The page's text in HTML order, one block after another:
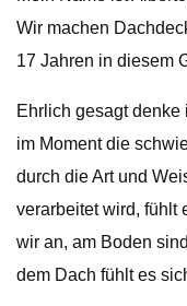
Wir machen
17 Jahren in diesem
Ehrlich gesagt denke
im Moment die
durch die Art und
verarbeitet wird, fühlt
wir an, am Boden
dem Dach fühlt es